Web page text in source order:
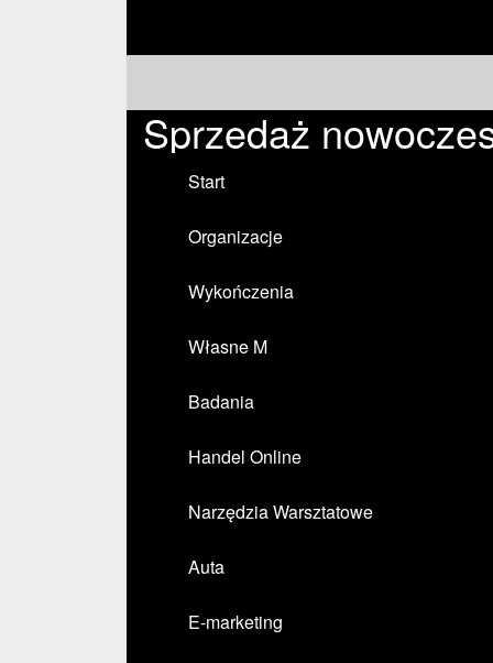
Sprzedaż
Start
Organizacje
Wykończenia
Własne M
Badania
Handel Online
Narzędzia Warsztatowe
Auta
E-marketing